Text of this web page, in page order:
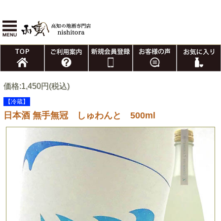
価格:1,450円(税込)
【冷蔵】
日本酒 無手無冠 しゅわんと 500ml